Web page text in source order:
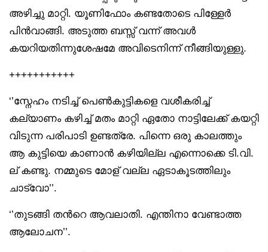
അഴിച്ചു മാറ്റി. യൂണിഫോം കണ്ടതോടെ പിള്ളേർ
പിൻവാങ്ങി. അടുത്ത ബസ്സ് വന്ന് അവൾ
കയറിയതിന്നുശേഷമേ അവിടെനിന്ന് നീങ്ങിയുള്ളു.
+++++++++++
‘’സ്നേഹം നടിച്ച് പെൺകുട്ടികളെ വശീകരിച്ച്
കല്യാണം കഴിച്ച് മതം മാറ്റി ഏതോ നാട്ടിലേക്ക് കയറ്റി
വിടുന്ന പരിപാടി ഉണ്ടത്രേ. പിന്നെ ഒരു കാലത്തും
ആ കുട്ടിയെ കാണാൻ കഴിയില്ല എന്നൊക്കെ ടി.വി.
ല് കണ്ടു. നമ്മുടെ മോള് വല്ല ഏടാകൂടത്തിലും
ചാട്വോ’’.
‘’തുടങ്ങി തൻറെ ആവലാതി. എന്തിനാ വേണ്ടാത്ത
ആലോചന’’.